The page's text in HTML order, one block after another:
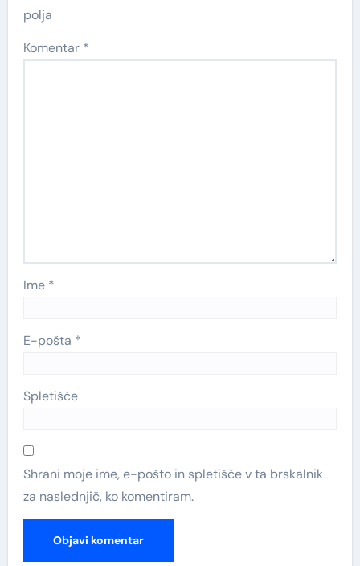
polja
Komentar *
Ime *
E-pošta *
Spletišče
Shrani moje ime, e-pošto in spletišče v ta brskalnik
za naslednjič, ko komentiram.